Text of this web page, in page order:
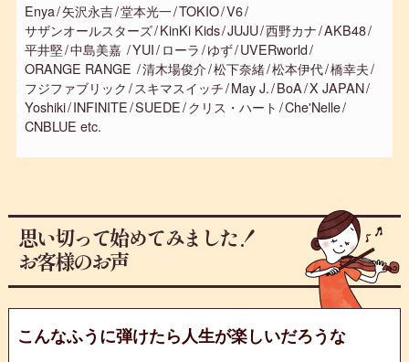
Enya 矢沢永吉 堂本光一 TOKIO V6
サザンオールスターズ KinKi Kids JUJU 西野カナ AKB48
平井堅 中島美嘉 YUI ローラ ゆず UVERworld
ORANGE RANGE
清木場俊介 松下奈緒 松本伊代 橋幸夫
フジファブリック スキマスイッチ May J. BoA X JAPAN
Yoshiki INFINITE SUEDE クリス・ハート Che'Nelle
CNBLUE etc.
思い切って始めてみました！
お客様のお声
こんなふうに弾けたら人生が楽しいだろうな